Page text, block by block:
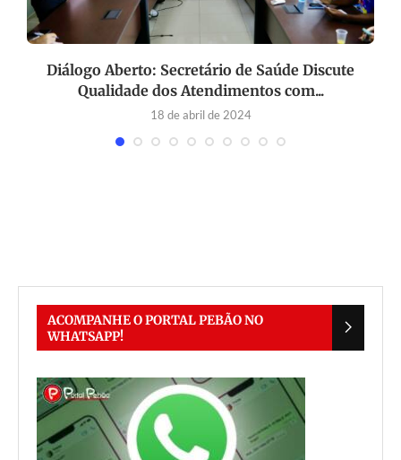
Diálogo Aberto: Secretário de Saúde Discute
Qualidade dos Atendimentos com...
18 de abril de 2024
ACOMPANHE O PORTAL PEBÃO NO
WHATSAPP!